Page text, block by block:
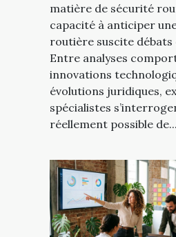
matière de sécurité
capacité à anticiper
routière suscite débats
Entre analyses
innovations
évolutions juridiques,
spécialistes
réellement possible de...